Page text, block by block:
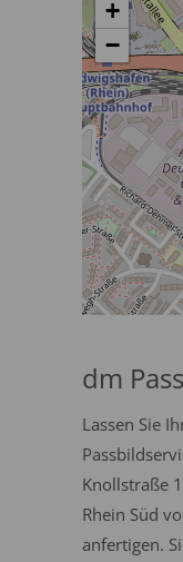
+
−
dm
Lassen Sie
Knollstraße
Rhein Süd
anfertigen.